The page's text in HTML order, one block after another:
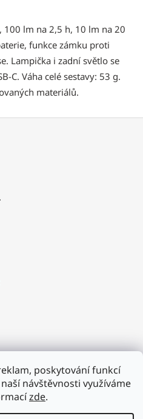
poskytování funkcí
návštěvnosti využíváme
zde.
lm na 2,5 h, 10 lm na 20
funkce zámku proti
Lampička i zadní světlo se
C. Váha celé sestavy: 53 g.
materiálů.